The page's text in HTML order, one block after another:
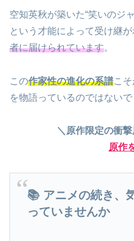
空知英秋が築いた“笑いのジ
という才能によって受け継が
者に届けられています。
この作家性の進化の系譜こ
を物語っているのではないで
＼原作限定の衝
原作
📚 アニメの続き、
っていませんか